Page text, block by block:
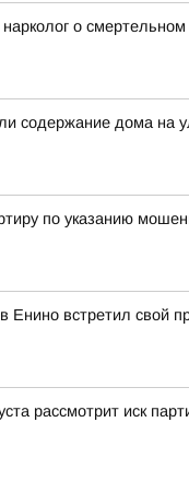
о смертельном
содержание дома на
по указанию
Енино встретил свой
рассмотрит иск